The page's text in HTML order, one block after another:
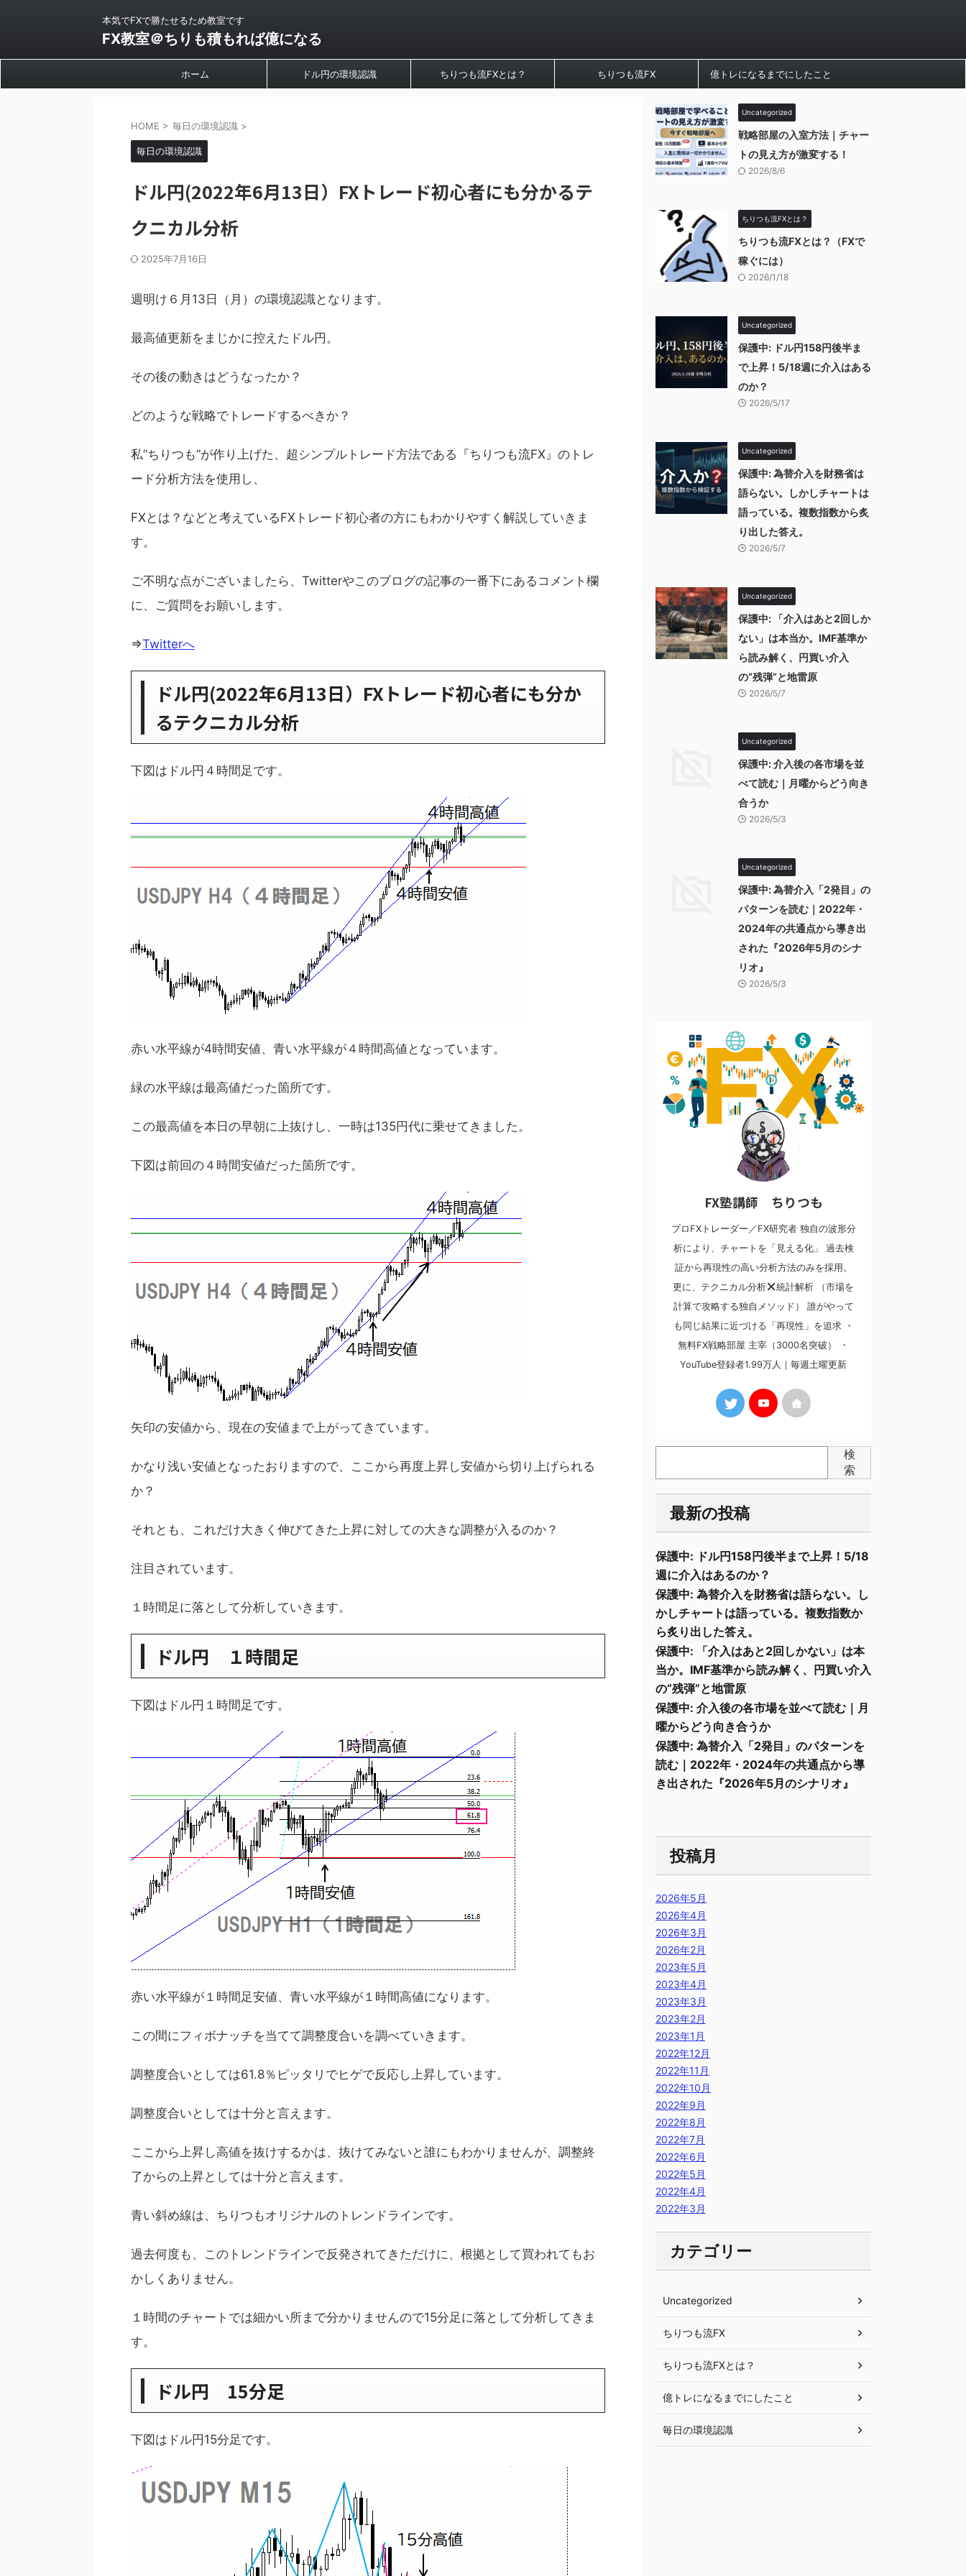
本気でFXで勝たせるため教室です
FX教室＠ちりも積もれば億になる
ホーム ドル円の環境認識 ちりつも流FXとは？ ちりつも流FX 億トレになるまでにしたこと
HOME > 毎日の環境認識 >
毎日の環境認識
ドル円(2022年6月13日）FXトレード初心者にも分かるテ
クニカル分析
2025年7月16日
週明け６月13日（月）の環境認識となります。
最高値更新をまじかに控えたドル円。
その後の動きはどうなったか？
どのような戦略でトレードするべきか？
私”ちりつも”が作り上げた、超シンプルトレード方法である『ちりつも流FX』のトレ
ード分析方法を使用し、
FXとは？などと考えているFXトレード初心者の方にもわかりやすく解説していきま
す。
ご不明な点がございましたら、Twitterやこのブログの記事の一番下にあるコメント欄
に、ご質問をお願いします。
⇒Twitterへ
ドル円(2022年6月13日）FXトレード初心者にも分か
るテクニカル分析
下図はドル円４時間足です。
赤い水平線が4時間安値、青い水平線が４時間高値となっています。
緑の水平線は最高値だった箇所です。
この最高値を本日の早朝に上抜けし、一時は135円代に乗せてきました。
下図は前回の４時間安値だった箇所です。
矢印の安値から、現在の安値まで上がってきています。
かなり浅い安値となったおりますので、ここから再度上昇し安値から切り上げられる
か？
それとも、これだけ大きく伸びてきた上昇に対しての大きな調整が入るのか？
注目されています。
１時間足に落として分析していきます。
ドル円 １時間足
下図はドル円１時間足です。
赤い水平線が１時間足安値、青い水平線が１時間高値になります。
この間にフィボナッチを当てて調整度合いを調べていきます。
調整度合いとしては61.8％ピッタリでヒゲで反応し上昇しています。
調整度合いとしては十分と言えます。
ここから上昇し高値を抜けするかは、抜けてみないと誰にもわかりませんが、調整終
了からの上昇としては十分と言えます。
青い斜め線は、ちりつもオリジナルのトレンドラインです。
過去何度も、このトレンドラインで反発されてきただけに、根拠として買われてもお
かしくありません。
１時間のチャートでは細かい所まで分かりませんので15分足に落として分析してきま
す。
ドル円 15分足
下図はドル円15分足です。
Uncategorized
戦略部屋の入室方法｜チャー
トの見え方が激変する！
2026/8/6
ちりつも流FXとは？
ちりつも流FXとは？（FXで
稼ぐには）
2026/1/18
Uncategorized
保護中: ドル円158円後半ま
で上昇！5/18週に介入はある
のか？
2026/5/17
Uncategorized
保護中: 為替介入を財務省は
語らない。しかしチャートは
語っている。複数指数から炙
り出した答え。
2026/5/7
Uncategorized
保護中: 「介入はあと2回しか
ない」は本当か。IMF基準か
ら読み解く、円買い介入
の“残弾”と地雷原
2026/5/7
Uncategorized
保護中: 介入後の各市場を並
べて読む｜月曜からどう向き
合うか
2026/5/3
Uncategorized
保護中: 為替介入「2発目」の
パターンを読む｜2022年・
2024年の共通点から導き出
された『2026年5月のシナ
リオ』
2026/5/3
FX塾講師 ちりつも
プロFXトレーダー／FX研究者 独自の波形分
析により、チャートを「見える化」 過去検
証から再現性の高い分析方法のみを採用。
更に、テクニカル分析
統計解析 （市場を
計算で攻略する独自メソッド） 誰がやって
も同じ結果に近づける「再現性」を追求 ・
無料FX戦略部屋 主宰（3000名突破） ・
YouTube登録者1.99万人｜毎週土曜更新
検
索
最新の投稿
保護中: ドル円158円後半まで上昇！5/18
週に介入はあるのか？
保護中: 為替介入を財務省は語らない。し
かしチャートは語っている。複数指数か
ら炙り出した答え。
保護中: 「介入はあと2回しかない」は本
当か。IMF基準から読み解く、円買い介入
の“残弾”と地雷原
保護中: 介入後の各市場を並べて読む｜月
曜からどう向き合うか
保護中: 為替介入「2発目」のパターンを
読む｜2022年・2024年の共通点から導
き出された『2026年5月のシナリオ』
投稿月
2026年5月
2026年4月
2026年3月
2026年2月
2023年5月
2023年4月
2023年3月
2023年2月
2023年1月
2022年12月
2022年11月
2022年10月
2022年9月
2022年8月
2022年7月
2022年6月
2022年5月
2022年4月
2022年3月
カテゴリー
Uncategorized
ちりつも流FX
ちりつも流FXとは？
億トレになるまでにしたこと
毎日の環境認識